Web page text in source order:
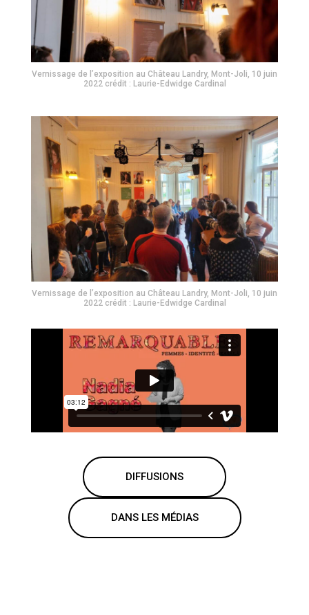
Vernissage de l’exposition au Château Landry, Mont-Joli, 10 juin
2022 crédit : Laurie-Edwidge Cardinal
Vernissage de l’exposition au Château Landry, Mont-Joli, 10 juin
2022 crédit : Laurie-Edwidge Cardinal
DIFFUSIONS
DANS LES MÉDIAS